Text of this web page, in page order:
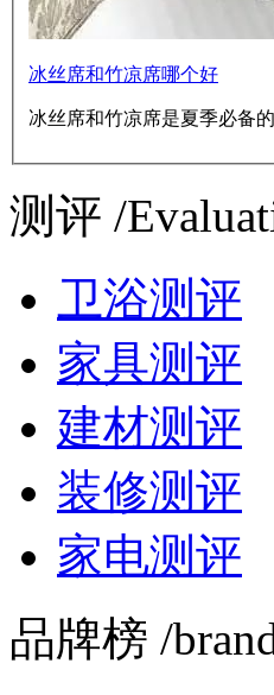
冰丝席和竹凉席哪个好
冰丝席和竹凉席是夏季必备
测评 /
卫浴测评
家具测评
建材测评
装修测评
家电测评
品牌榜 /